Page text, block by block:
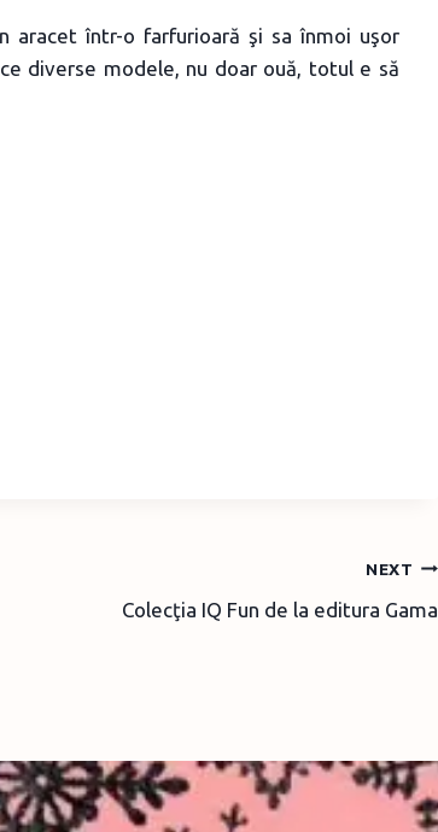
aracet într-o farfurioară şi sa înmoi uşor
diverse modele, nu doar ouă, totul e să
NEXT
Colecţia IQ Fun de la editura Gama